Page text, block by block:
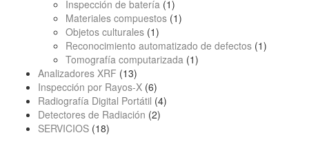
Inspección de batería (1)
Materiales compuestos (1)
Objetos culturales (1)
Reconocimiento automatizado de defectos (1)
Tomografía computarizada (1)
Analizadores XRF (13)
Inspección por Rayos-X (6)
Radiografía Digital Portátil (4)
Detectores de Radiación (2)
SERVICIOS (18)